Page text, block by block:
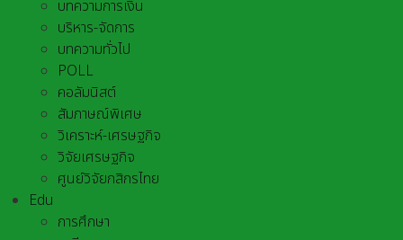
บทความการเงิน
บริหาร-จัดการ
บทความทั่วไป
POLL
คอลัมนิสต์
สัมภาษณ์พิเศษ
วิเคราะห์-เศรษฐกิจ
วิจัยเศรษฐกิจ
ศูนย์วิจัยกสิกรไทย
Edu
การศึกษา